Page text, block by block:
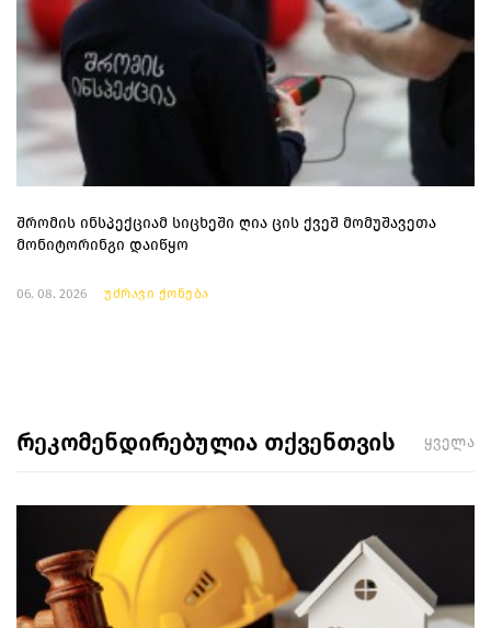
შრომის ინსპექციამ სიცხეში ღია ცის ქვეშ მომუშავეთა
მონიტორინგი დაიწყო
06. 08. 2026 უძრავი ქონება
რეკომენდირებულია თქვენთვის ყველა